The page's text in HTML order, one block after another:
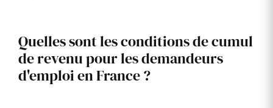
Quelles sont les conditions de cumul
de revenu pour les demandeurs
d'emploi en France ?